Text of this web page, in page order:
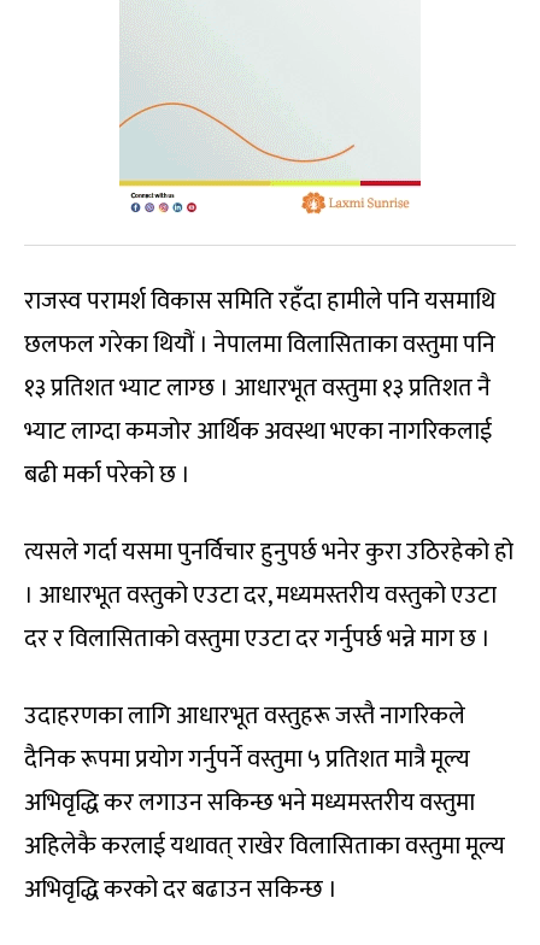
राजस्व परामर्श विकास समिति रहँदा हामीले पनि यसमाथि
छलफल गरेका थियौं । नेपालमा विलासिताका वस्तुमा पनि
१३ प्रतिशत भ्याट लाग्छ । आधारभूत वस्तुमा १३ प्रतिशत नै
भ्याट लाग्दा कमजोर आर्थिक अवस्था भएका नागरिकलाई
बढी मर्का परेको छ ।
त्यसले गर्दा यसमा पुनर्विचार हुनुपर्छ भनेर कुरा उठिरहेको हो
। आधारभूत वस्तुको एउटा दर, मध्यमस्तरीय वस्तुको एउटा
दर र विलासिताको वस्तुमा एउटा दर गर्नुपर्छ भन्ने माग छ ।
उदाहरणका लागि आधारभूत वस्तुहरू जस्तै नागरिकले
दैनिक रूपमा प्रयोग गर्नुपर्ने वस्तुमा ५ प्रतिशत मात्रै मूल्य
अभिवृद्धि कर लगाउन सकिन्छ भने मध्यमस्तरीय वस्तुमा
अहिलेकै करलाई यथावत् राखेर विलासिताका वस्तुमा मूल्य
अभिवृद्धि करको दर बढाउन सकिन्छ ।